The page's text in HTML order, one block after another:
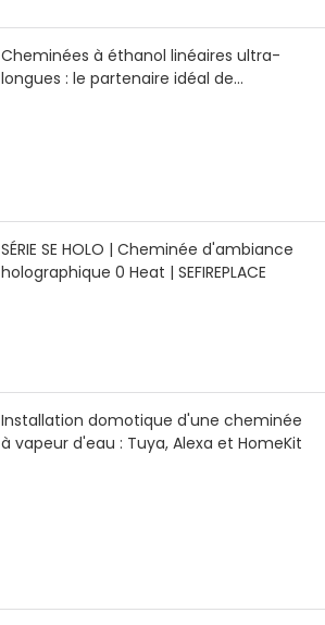
Cheminées à éthanol linéaires ultra-
longues : le partenaire idéal de
SÉRIE SE HOLO | Cheminée d'ambiance
holographique 0 Heat | SEFIREPLACE
Installation domotique d'une cheminée
à vapeur d'eau : Tuya, Alexa et HomeKit